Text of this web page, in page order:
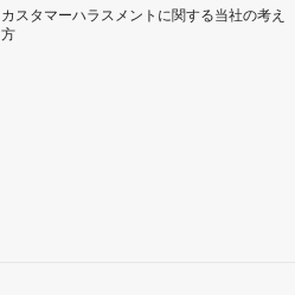
カスタマーハラスメントに関する当社の考え
方